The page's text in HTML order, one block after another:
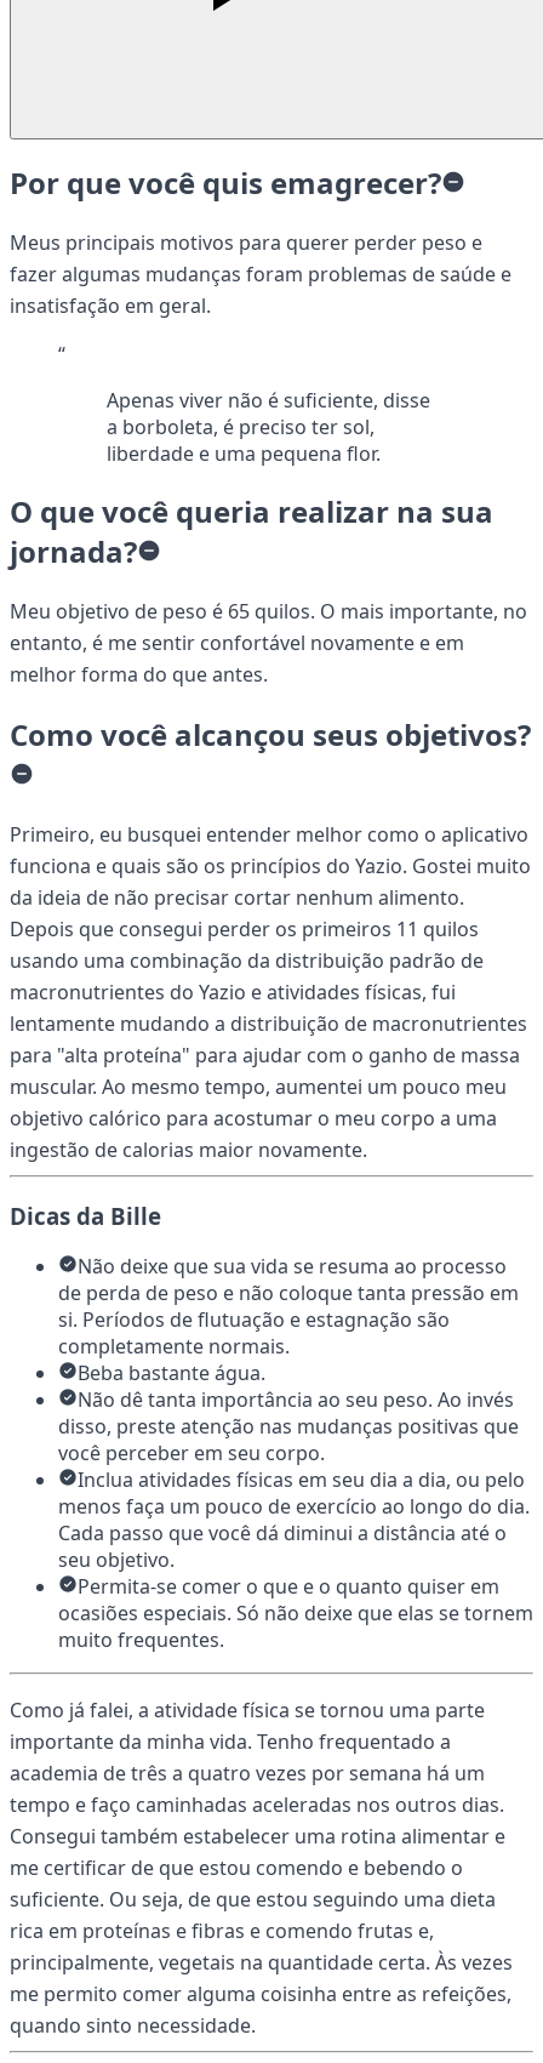
Por que você quis emagrecer?
Meus principais motivos para querer perder peso e
fazer algumas mudanças foram problemas de saúde e
insatisfação em geral.
“
Apenas viver não é suficiente, disse
a borboleta, é preciso ter sol,
liberdade e uma pequena flor.
O que você queria realizar na sua
jornada?
Meu objetivo de peso é 65 quilos. O mais importante, no
entanto, é me sentir confortável novamente e em
melhor forma do que antes.
Como você alcançou seus objetivos?
Primeiro, eu busquei entender melhor como o aplicativo
funciona e quais são os princípios do Yazio. Gostei muito
da ideia de não precisar cortar nenhum alimento.
Depois que consegui perder os primeiros 11 quilos
usando uma combinação da distribuição padrão de
macronutrientes do Yazio e atividades físicas, fui
lentamente mudando a distribuição de macronutrientes
para "alta proteína" para ajudar com o ganho de massa
muscular. Ao mesmo tempo, aumentei um pouco meu
objetivo calórico para acostumar o meu corpo a uma
ingestão de calorias maior novamente.
Dicas da Bille
Não deixe que sua vida se resuma ao processo
de perda de peso e não coloque tanta pressão em
si. Períodos de flutuação e estagnação são
completamente normais.
Beba bastante água.
Não dê tanta importância ao seu peso. Ao invés
disso, preste atenção nas mudanças positivas que
você perceber em seu corpo.
Inclua atividades físicas em seu dia a dia, ou pelo
menos faça um pouco de exercício ao longo do dia.
Cada passo que você dá diminui a distância até o
seu objetivo.
Permita-se comer o que e o quanto quiser em
ocasiões especiais. Só não deixe que elas se tornem
muito frequentes.
Como já falei, a atividade física se tornou uma parte
importante da minha vida. Tenho frequentado a
academia de três a quatro vezes por semana há um
tempo e faço caminhadas aceleradas nos outros dias.
Consegui também estabelecer uma rotina alimentar e
me certificar de que estou comendo e bebendo o
suficiente. Ou seja, de que estou seguindo uma dieta
rica em proteínas e fibras e comendo frutas e,
principalmente, vegetais na quantidade certa. Às vezes
me permito comer alguma coisinha entre as refeições,
quando sinto necessidade.